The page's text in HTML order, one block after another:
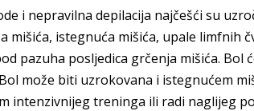
i nepravilna depilacija najčešći su
mišića, istegnuća mišića, upale limfnih
pazuha posljedica grčenja mišića.
može biti uzrokovana i istegnućem
intenzivnijeg treninga ili radi naglijeg